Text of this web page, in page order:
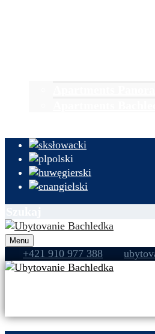
słowacki
polski
węgierski
angielski
Menu
+421 910 977 388